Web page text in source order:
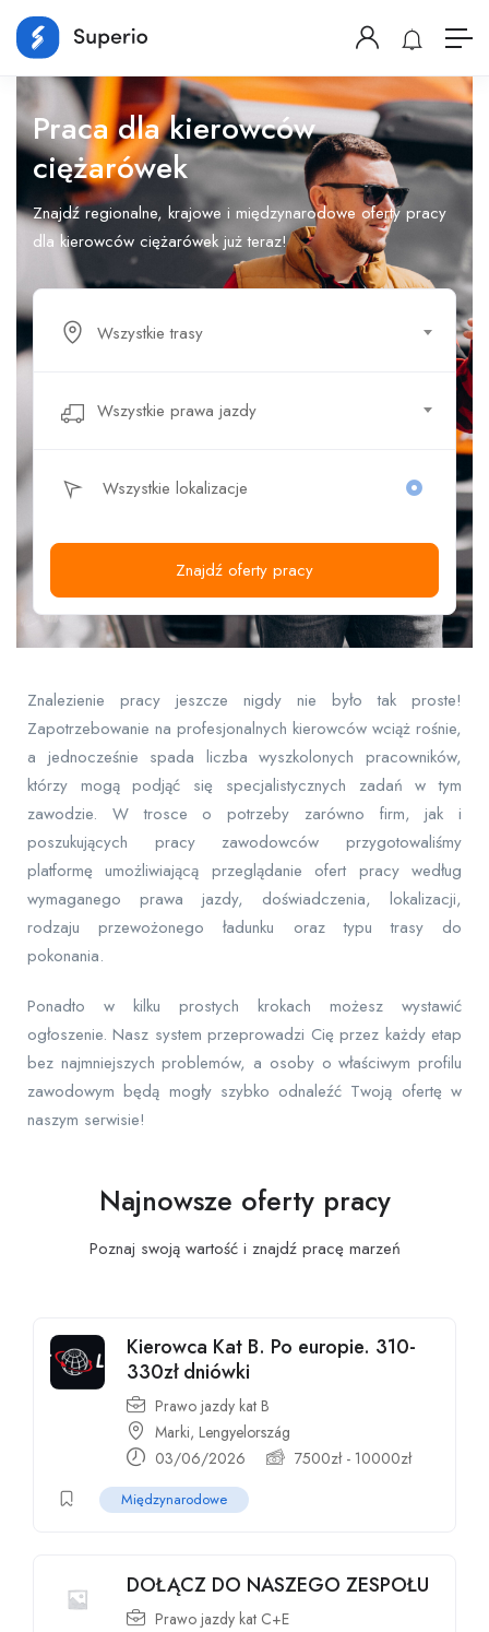
Praca dla kierowców
ciężarówek
Znajdź regionalne, krajowe i międzynarodowe oferty pracy
dla kierowców ciężarówek już teraz!
Wszystkie trasy
Wszystkie prawa jazdy
Znajdź oferty pracy
Znalezienie pracy jeszcze nigdy nie było tak proste!
Zapotrzebowanie na profesjonalnych kierowców wciąż rośnie,
a jednocześnie spada liczba wyszkolonych pracowników,
którzy mogą podjąć się specjalistycznych zadań w tym
zawodzie. W trosce o potrzeby zarówno firm, jak i
poszukujących pracy zawodowców przygotowaliśmy
platformę umożliwiającą przeglądanie ofert pracy według
wymaganego prawa jazdy, doświadczenia, lokalizacji,
rodzaju przewożonego ładunku oraz typu trasy do
pokonania.
Ponadto w kilku prostych krokach możesz wystawić
ogłoszenie. Nasz system przeprowadzi Cię przez każdy etap
bez najmniejszych problemów, a osoby o właściwym profilu
zawodowym będą mogły szybko odnaleźć Twoją ofertę w
naszym serwisie!
Najnowsze oferty pracy
Poznaj swoją wartość i znajdź pracę marzeń
Kierowca Kat B. Po europie. 310-
330zł dniówki
Prawo jazdy kat B
Marki, Lengyelország
03/06/2026
7500zł- 10000zł
Międzynarodowe
DOŁĄCZ DO NASZEGO ZESPOŁU
Prawo jazdy kat C+E